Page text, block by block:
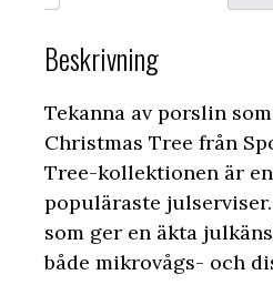
Beskrivning
Tekanna av porslin
Christmas Tree från
Tree-kollektionen är
populäraste
som ger en äkta
både mikrovågs- och